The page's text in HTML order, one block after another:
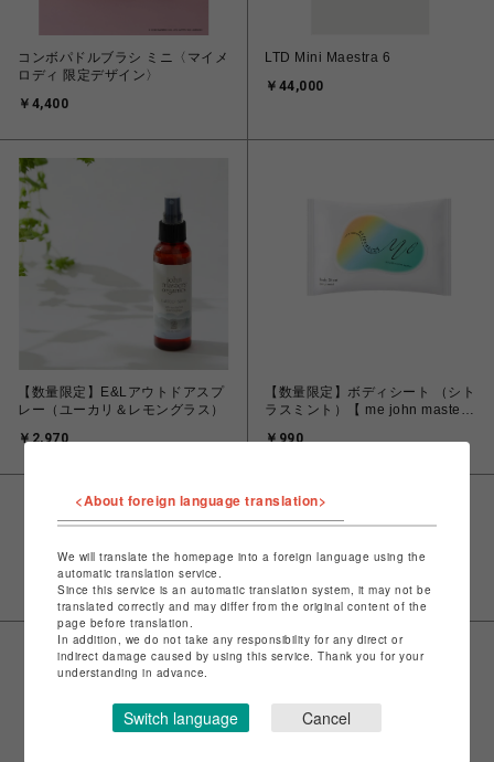
コンボパドルブラシ ミニ〈マイメ
ロディ 限定デザイン〉
￥4,400
LTD Mini Maestra 6
￥44,000
【数量限定】E&Lアウトドアスプ
レー（ユーカリ＆レモングラス）
￥2,970
【数量限定】ボディシート （シト
ラスミント）【 me john masters
￥990
VIEW MORE
<About foreign language translation>
We will translate the homepage into a foreign language using the
automatic translation service.
Since this service is an automatic translation system, it may not be
translated correctly and may differ from the original content of the
page before translation.
In addition, we do not take any responsibility for any direct or
indirect damage caused by using this service. Thank you for your
understanding in advance.
Switch language Cancel